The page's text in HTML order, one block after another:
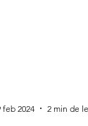
feb 2024 2 min de